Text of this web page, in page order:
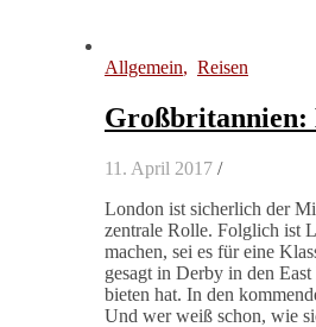
Allgemein, Reisen
Großbritannien:
11. April 2017 /
London ist sicherlich der
zentrale Rolle. Folglich ist
machen, sei es für eine
gesagt in Derby in den
bieten hat. In den
Und wer weiß schon, wie